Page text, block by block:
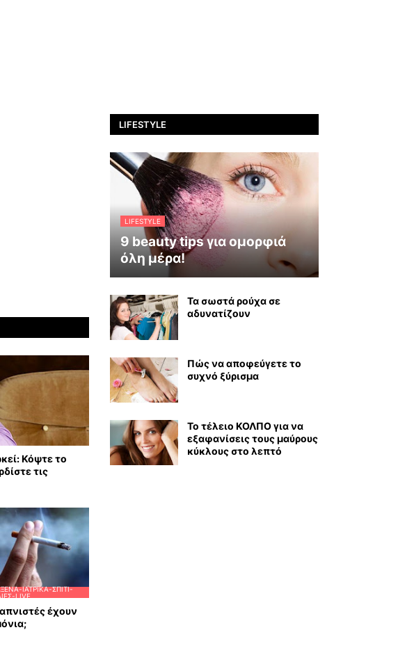
Κόψτε το
τις
ΙΑΤΡΙΚΆ-ΣΠΊΤΙ-
LIVE
έχουν
LIFESTYLE
LIFESTYLE
9 beauty tips για ομορφιά
όλη μέρα!
Τα σωστά ρούχα σε
αδυνατίζουν
Πώς να αποφεύγετε το
συχνό ξύρισμα
Το τέλειο ΚΟΛΠΟ για να
εξαφανίσεις τους μαύρους
κύκλους στο λεπτό